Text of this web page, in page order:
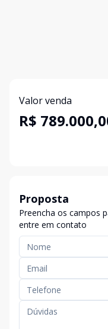
Valor venda
R$
Proposta
Preencha os campos
entre em contato